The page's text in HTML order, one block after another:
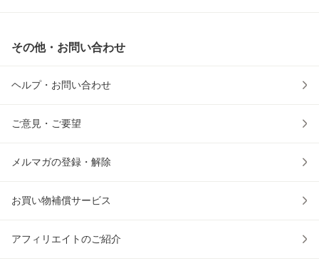
その他・お問い合わせ
ヘルプ・お問い合わせ
ご意見・ご要望
メルマガの登録・解除
お買い物補償サービス
アフィリエイトのご紹介